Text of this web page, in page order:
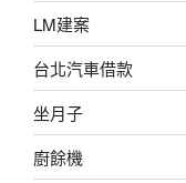
LM建案
台北汽車借款
坐月子
廚餘機